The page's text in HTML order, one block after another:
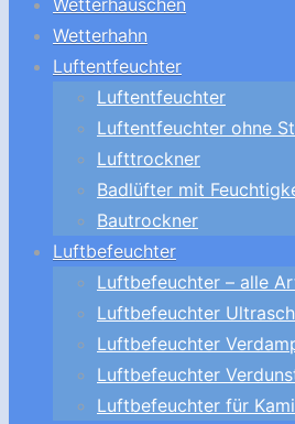
Wetterhäuschen
Wetterhahn
Luftentfeuchter
Luftentfeuchter
Luftentfeuchter ohne
Lufttrockner
Badlüfter mit
Bautrockner
Luftbefeuchter
Luftbefeuchter – alle
Luftbefeuchter
Luftbefeuchter
Luftbefeuchter
Luftbefeuchter für